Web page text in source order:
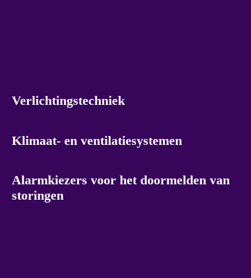
Verlichtingstechniek
Klimaat- en ventilatiesystemen
Alarmkiezers voor het doormelden van
storingen